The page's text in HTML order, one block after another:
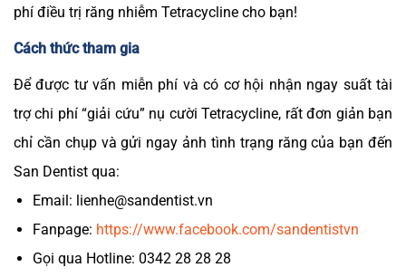
phí điều trị răng nhiễm Tetracycline cho bạn!
Cách thức tham gia
Để được tư vấn miễn phí và có cơ hội nhận ngay suất tài
trợ chi phí “giải cứu” nụ cười Tetracycline, rất đơn giản bạn
chỉ cần chụp và gửi ngay ảnh tình trạng răng của bạn đến
San Dentist qua:
Email: lienhe@sandentist.vn
Fanpage: https://www.facebook.com/sandentistvn
Gọi qua Hotline: 0342 28 28 28